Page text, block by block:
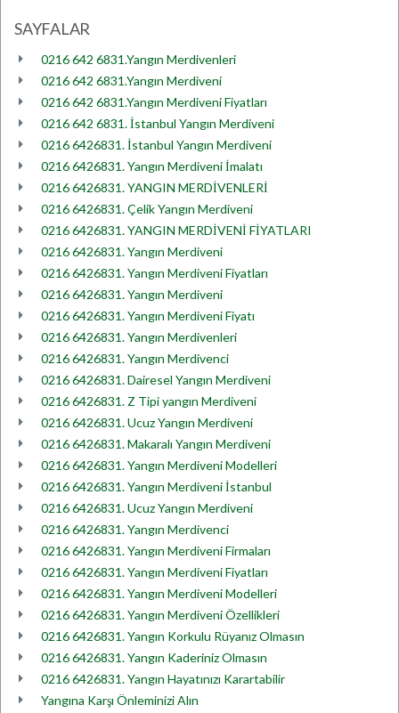
SAYFALAR
0216 642 6831.Yangın Merdivenleri
0216 642 6831.Yangın Merdiveni
0216 642 6831.Yangın Merdiveni Fiyatları
0216 642 6831. İstanbul Yangın Merdiveni
0216 6426831. İstanbul Yangın Merdiveni
0216 6426831. Yangın Merdiveni İmalatı
0216 6426831. YANGIN MERDİVENLERİ
0216 6426831. Çelik Yangın Merdiveni
0216 6426831. YANGIN MERDİVENİ FİYATLARI
0216 6426831. Yangın Merdiveni
0216 6426831. Yangın Merdiveni Fiyatları
0216 6426831. Yangın Merdiveni
0216 6426831. Yangın Merdiveni Fiyatı
0216 6426831. Yangın Merdivenleri
0216 6426831. Yangın Merdivenci
0216 6426831. Dairesel Yangın Merdiveni
0216 6426831. Z Tipi yangın Merdiveni
0216 6426831. Ucuz Yangın Merdiveni
0216 6426831. Makaralı Yangın Merdiveni
0216 6426831. Yangın Merdiveni Modelleri
0216 6426831. Yangın Merdiveni İstanbul
0216 6426831. Ucuz Yangın Merdiveni
0216 6426831. Yangın Merdivenci
0216 6426831. Yangın Merdiveni Firmaları
0216 6426831. Yangın Merdiveni Fiyatları
0216 6426831. Yangın Merdiveni Modelleri
0216 6426831. Yangın Merdiveni Özellikleri
0216 6426831. Yangın Korkulu Rüyanız Olmasın
0216 6426831. Yangın Kaderiniz Olmasın
0216 6426831. Yangın Hayatınızı Karartabilir
Yangına Karşı Önleminizi Alın